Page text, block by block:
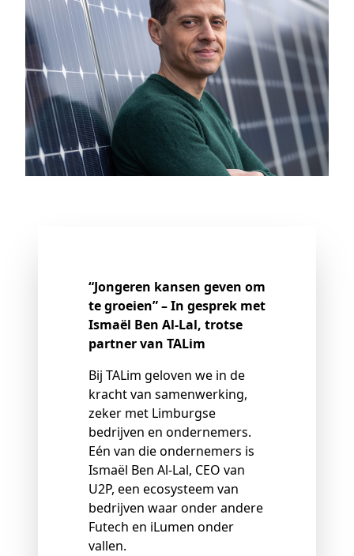
“Jongeren kansen geven om
te groeien” – In gesprek met
Ismaël Ben Al-Lal, trotse
partner van TALim
Bij TALim geloven we in de
kracht van samenwerking,
zeker met Limburgse
bedrijven en ondernemers.
Eén van die ondernemers is
Ismaël Ben Al‑Lal, CEO van
U2P, een ecosysteem van
bedrijven waar onder andere
Futech en iLumen onder
vallen.